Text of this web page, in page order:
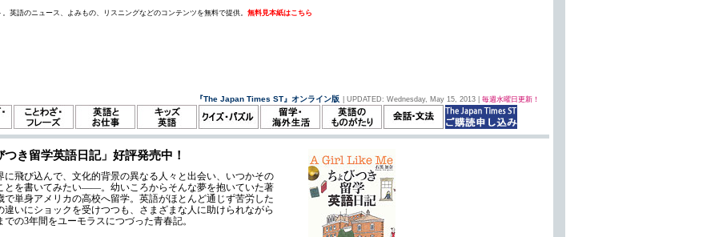
英語のニュース、よみもの、リスニングなどのコンテンツを無料で提供。 無料見本紙はこちら
『The Japan Times ST』オンライン版 | UPDATED: Wednesday, May 15, 2013 | 毎週水曜日更新！
つき留学英語日記」好評発売中！
に飛び込んで、文化的背景の異なる人々と出会い、いつかその
とを書いてみたい——。幼いころからそんな夢を抱いていた著
で単身アメリカの高校へ留学。英語がほとんど通じず苦労した
違いにショックを受けつつも、さまざまな人に助けられながら
での3年間をユーモラスにつづった青春記。